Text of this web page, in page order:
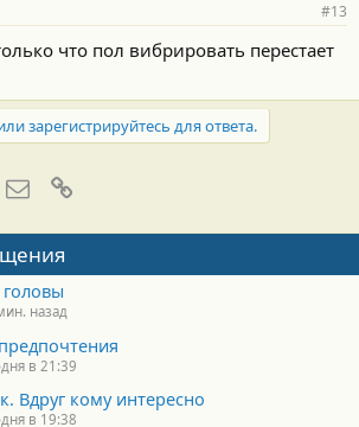
#13
что пол вибрировать перестает
зарегистрируйтесь для ответа.
Электронная почта
головы
назад
в 21:39
Вдруг кому интересно
в 19:38